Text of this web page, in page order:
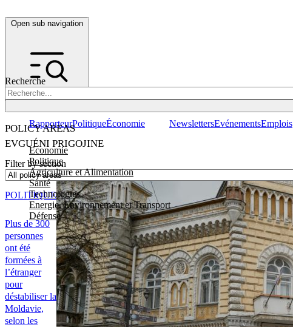
Open sub navigation
Recherche
POLICY AREAS
Economie
Politique
Agriculture et Alimentation
Santé
Technologies
Energie, Environnement et Transport
Défense
RapporteurPolitiqueÉconomie NewslettersEvénementsEmplois
EVGUÉNI PRIGOJINE
Filter by section
Plus de 300
personnes
ont été
formées à
l’étranger
pour
déstabiliser la
Moldavie,
selon les
POLITIQUE